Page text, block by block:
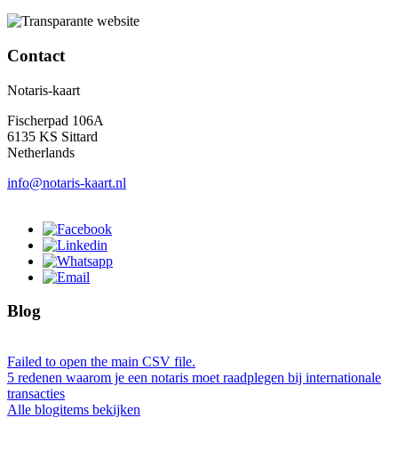
Contact
Notaris-kaart
Fischerpad 106A
6135 KS Sittard
Netherlands
info@notaris-kaart.nl
Blog
Failed to open the main CSV file.
5 redenen waarom je een notaris moet raadplegen bij internationale
transacties
Alle blogitems bekijken